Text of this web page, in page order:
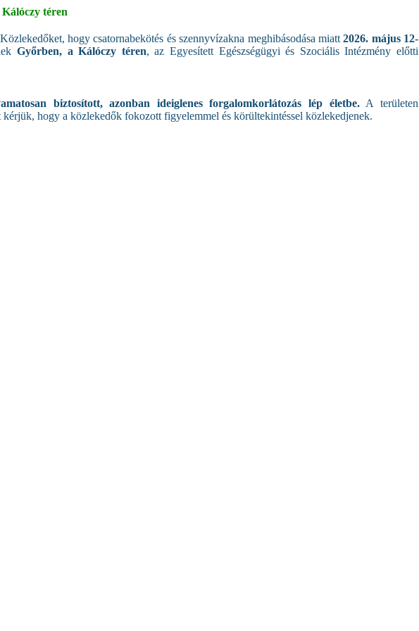
téren
hogy csatornabekötés és szennyvízakna meghibásodása miatt2026. május 12-
Győrben, a Kálóczy téren, az Egyesített Egészségügyi és Szociális Intézmény előtti
biztosított, azonban ideiglenes forgalomkorlátozás lép életbe.A területen
kérjük, hogy a közlekedők fokozott figyelemmel és körültekintéssel közlekedjenek.